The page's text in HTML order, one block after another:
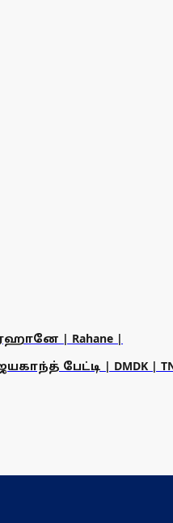
| Rahane |
பேட்டி | DMDK | TN